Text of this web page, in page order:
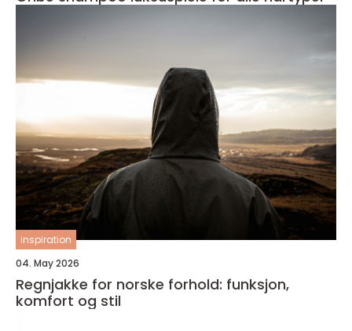
inspiration
04. May 2026
Regnjakke for norske forhold: funksjon,
komfort og stil